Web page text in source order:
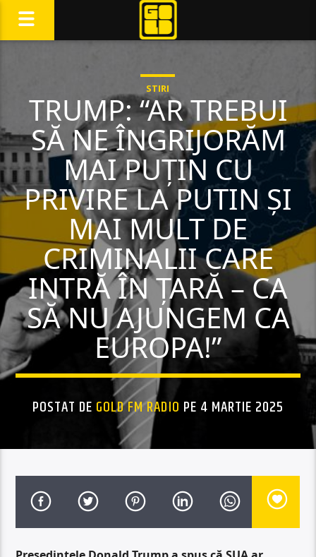
STIRI
TRUMP: “AR TREBUI
SĂ NE ÎNGRIJORĂM
MAI PUȚIN CU
PRIVIRE LA PUTIN ȘI
MAI MULT DE
CRIMINALII CARE
INTRĂ ÎN ȚARĂ – CA
SĂ NU AJUNGEM CA
EUROPA!”
POSTAT DE GOLD FM RADIO PE 4 MARTIE 2025